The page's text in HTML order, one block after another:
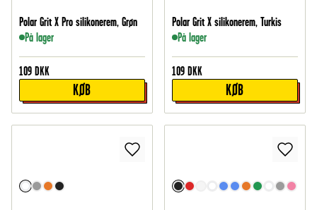
Polar Grit X Pro silikonerem, Grøn
På lager
109 DKK
KØB
Polar Grit X silikonerem, Turkis
På lager
109 DKK
KØB